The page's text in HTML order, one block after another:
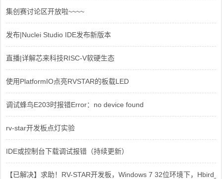
集创赛讨论区开放啦~~~~
发布|Nuclei Studio IDE发布新版本
直播|详解芯来科技RISC-V软硬生态
使用PlatformIO点亮RVSTAR的板载LED
调试蜂鸟E203时报错Error：no device found
rv-star开发板点灯实验
IDE或控制台下载调试报错（持续更新）
【已解决】求助！RV-STAR开发板，Windows 7 32位环境下，